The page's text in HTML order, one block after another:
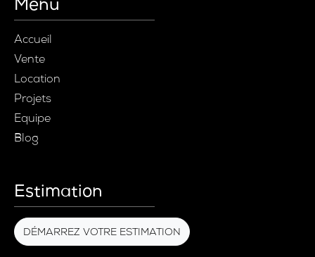
Menu
Accueil
Vente
Location
Projets
Equipe
Blog
Estimation
DÉMARREZ VOTRE ESTIMATION